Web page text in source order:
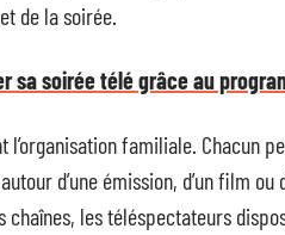
de la soirée.
sa soirée télé grâce au
familiale. Chacun
d’une émission, d’un film
les téléspectateurs